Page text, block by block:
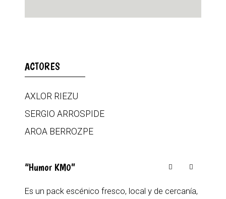
ACTORES
AXLOR RIEZU
SERGIO ARROSPIDE
AROA BERROZPE
“Humor KM0”
Es un pack escénico fresco, local y de cercanía,